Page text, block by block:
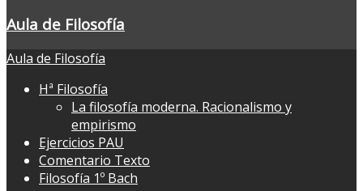
Aula de Filosofía
Aula de Filosofía
Hª Filosofía
La filosofía moderna. Racionalismo y
empirismo
Ejercicios PAU
Comentario Texto
Filosofía 1º Bach